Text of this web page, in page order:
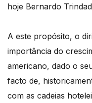
hoje Bernardo
A este propósito, o
importância do
americano, dado o
facto de,
com as cadeias